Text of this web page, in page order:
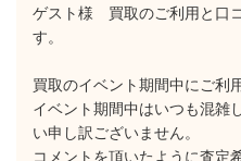
ゲスト様 買取のご利用と口
す。
買取のイベント期間中にご利
イベント期間中はいつも混雑
い申し訳ございません。
コメントを頂いたように査定